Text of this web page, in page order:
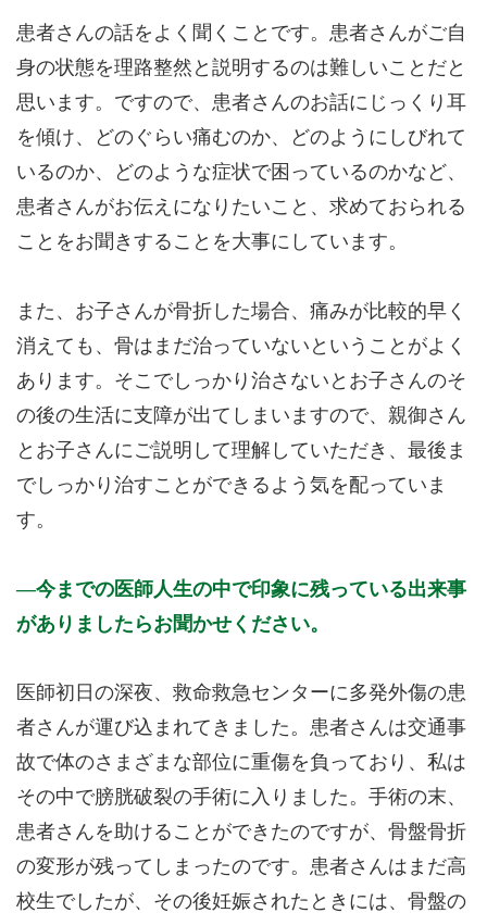
患者さんの話をよく聞くことです。患者さんがご自
身の状態を理路整然と説明するのは難しいことだと
思います。ですので、患者さんのお話にじっくり耳
を傾け、どのぐらい痛むのか、どのようにしびれて
いるのか、どのような症状で困っているのかなど、
患者さんがお伝えになりたいこと、求めておられる
ことをお聞きすることを大事にしています。
また、お子さんが骨折した場合、痛みが比較的早く
消えても、骨はまだ治っていないということがよく
あります。そこでしっかり治さないとお子さんのそ
の後の生活に支障が出てしまいますので、親御さん
とお子さんにご説明して理解していただき、最後ま
でしっかり治すことができるよう気を配っていま
す。
今までの医師人生の中で印象に残っている出来事
がありましたらお聞かせください。
医師初日の深夜、救命救急センターに多発外傷の患
者さんが運び込まれてきました。患者さんは交通事
故で体のさまざまな部位に重傷を負っており、私は
その中で膀胱破裂の手術に入りました。手術の末、
患者さんを助けることができたのですが、骨盤骨折
の変形が残ってしまったのです。患者さんはまだ高
校生でしたが、その後妊娠されたときには、骨盤の